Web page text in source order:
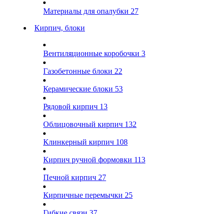
Материалы для опалубки 27
Кирпич, блоки
Вентиляционные коробочки 3
Газобетонные блоки 22
Керамические блоки 53
Рядовой кирпич 13
Облицовочный кирпич 132
Клинкерный кирпич 108
Кирпич ручной формовки 113
Печной кирпич 27
Кирпичные перемычки 25